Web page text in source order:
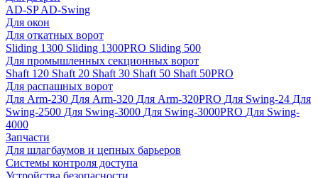
AD-SPAD-Swing
Для окон
Для откатных ворот
Sliding 1300 Sliding 1300PRO Sliding 500
Для промышленных секционных ворот
Shaft 120 Shaft 20 Shaft 30 Shaft 50 Shaft 50PRO
Для распашных ворот
Для Arm-230 Для Arm-320 Для Arm-320PRO Для Swing-24 Для
Swing-2500 Для Swing-3000 Для Swing-3000PRO Для Swing-
4000
Запчасти
Для шлагбаумов и цепных барьеров
Системы контроля доступа
Устройства безопасности